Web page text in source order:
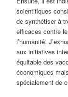
scientifiques
de synthétiser à
efficaces contre
l’humanité.
aux initiatives
équitable des
économiques
spécialement de